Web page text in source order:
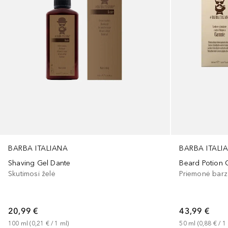
BARBA ITALIANA
Shaving Gel Dante
Skutimosi želė
20,99 €
100 ml (0,21 € / 1 ml)
BARBA
Beard Potion
Priemonė
43,99 €
50 ml (0,88 € / 1